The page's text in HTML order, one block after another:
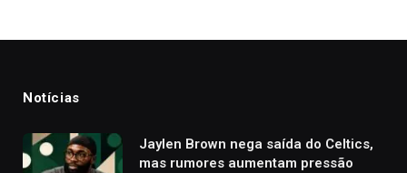
Notícias
Jaylen Brown nega saída do Celtics,
mas rumores aumentam pressão